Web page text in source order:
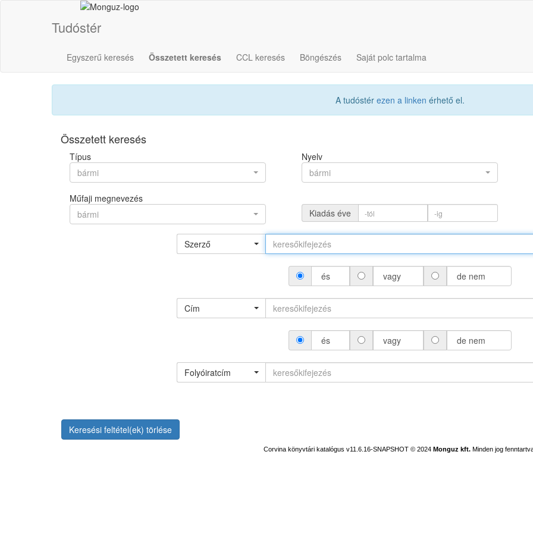
Tudóstér
Egyszerű keresés Összetett keresés CCL keresés Böngészés Saját polc tartalma
A tudóstér ezen a linken érhető el.
Összetett keresés
Típus
bármi
Nyelv
bármi
Műfaji megnevezés
bármi
Kiadás éve
Szerző
és vagy de nem
Cím
és vagy de nem
Folyóiratcím
Keresési feltétel(ek) törlése
Corvina könyvtári katalógus v11.6.16-SNAPSHOT © 2024 Monguz kft. Minden jog